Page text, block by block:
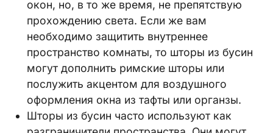
окон, но, в то же время, не препятствую
прохождению света. Если же вам
необходимо защитить внутреннее
пространство комнаты, то шторы из бусин
могут дополнить римские шторы или
послужить акцентом для воздушного
оформления окна из тафты или органзы.
Шторы из бусин часто используют как